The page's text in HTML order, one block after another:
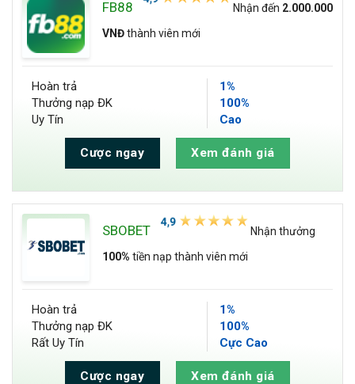
FB88 Nhận đến 2.000.000
VNĐthành viên mới
Hoàn trả
1%
Thưởng nạp ĐK
100%
Uy Tín
Cao
Cược ngay Xem đánh giá
SBOBET Nhận thưởng
100% tiền nạp thành viên mới
Hoàn trả
1%
Thưởng nạp ĐK
100%
Rất Uy Tín
Cực Cao
Cược ngay Xem đánh giá